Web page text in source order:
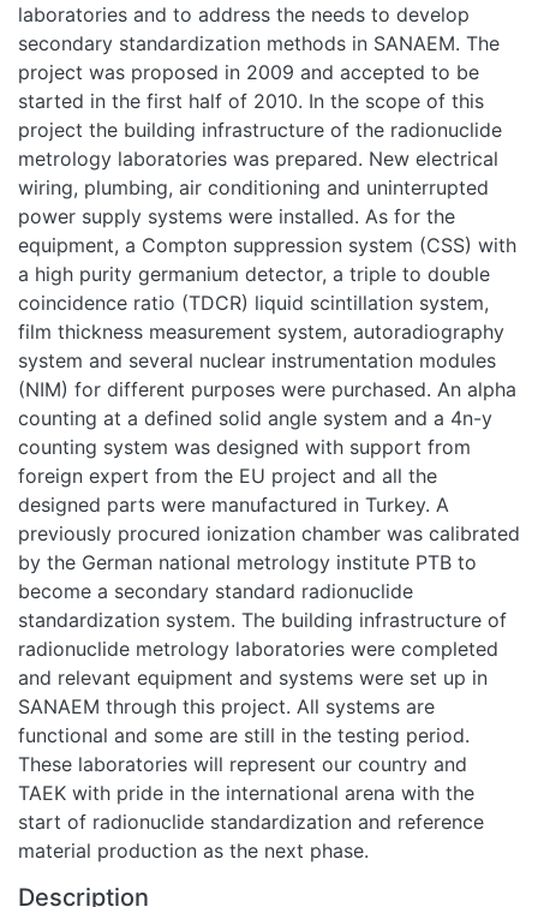
laboratories and to address the needs to develop
secondary standardization methods in SANAEM. The
project was proposed in 2009 and accepted to be
started in the first half of 2010. In the scope of this
project the building infrastructure of the radionuclide
metrology laboratories was prepared. New electrical
wiring, plumbing, air conditioning and uninterrupted
power supply systems were installed. As for the
equipment, a Compton suppression system (CSS) with
a high purity germanium detector, a triple to double
coincidence ratio (TDCR) liquid scintillation system,
film thickness measurement system, autoradiography
system and several nuclear instrumentation modules
(NIM) for different purposes were purchased. An alpha
counting at a defined solid angle system and a 4n-y
counting system was designed with support from
foreign expert from the EU project and all the
designed parts were manufactured in Turkey. A
previously procured ionization chamber was calibrated
by the German national metrology institute PTB to
become a secondary standard radionuclide
standardization system. The building infrastructure of
radionuclide metrology laboratories were completed
and relevant equipment and systems were set up in
SANAEM through this project. All systems are
functional and some are still in the testing period.
These laboratories will represent our country and
TAEK with pride in the international arena with the
start of radionuclide standardization and reference
material production as the next phase.
Description